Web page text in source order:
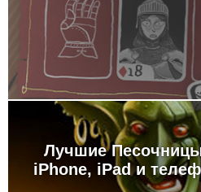
Лучшие
iPhone, iPad и